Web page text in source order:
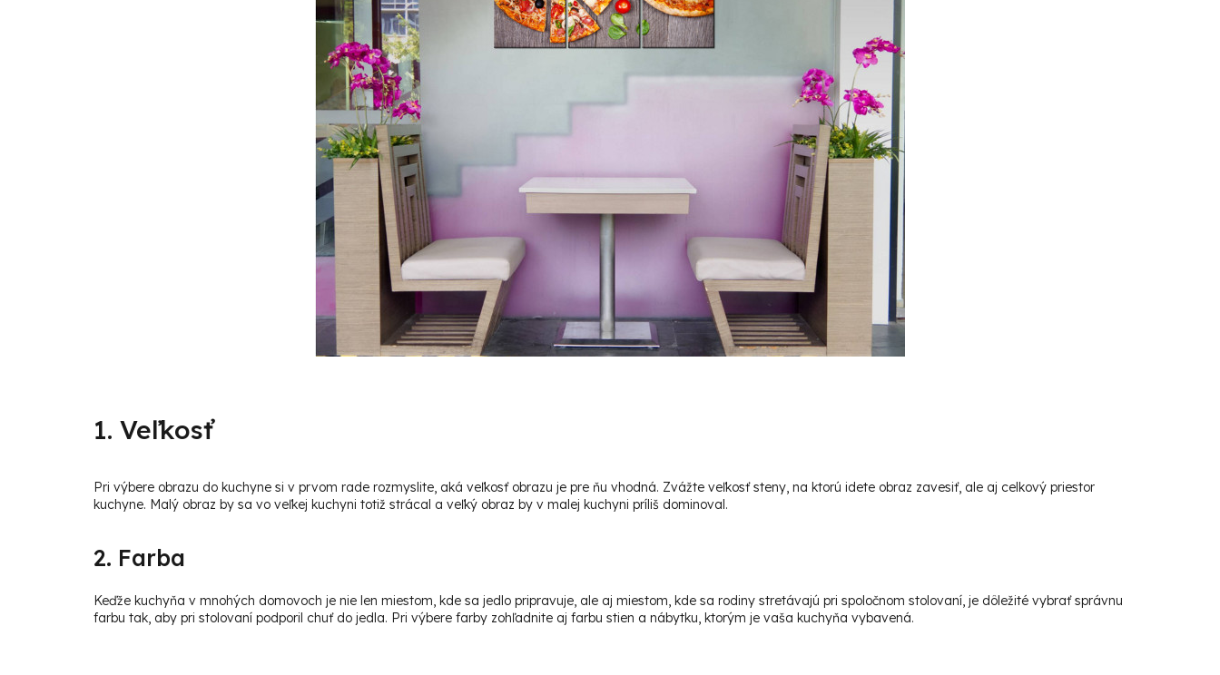
1. Veľkosť
Pri výbere obrazu do kuchyne si v prvom rade rozmyslite, aká veľkosť obrazu je pre ňu vhodná. Zvážte veľkosť steny, na ktorú idete obraz zavesiť, ale aj celkový priestor
kuchyne. Malý obraz by sa vo veľkej kuchyni totiž strácal a veľký obraz by v malej kuchyni príliš dominoval.
2. Farba
Keďže kuchyňa v mnohých domovoch je nie len miestom, kde sa jedlo pripravuje, ale aj miestom, kde sa rodiny stretávajú pri spoločnom stolovaní, je dôležité vybrať správnu
farbu tak, aby pri stolovaní podporil chuť do jedla. Pri výbere farby zohľadnite aj farbu stien a nábytku, ktorým je vaša kuchyňa vybavená.